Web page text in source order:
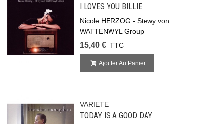
I LOVES YOU BILLIE
Nicole HERZOG - Stewy von
WATTENWYL Group
15,40 € TTC
Ajouter Au Panier
VARIETE
TODAY IS A GOOD DAY